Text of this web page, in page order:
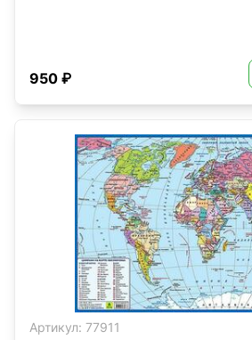
950 ₽
Артикул: 77911